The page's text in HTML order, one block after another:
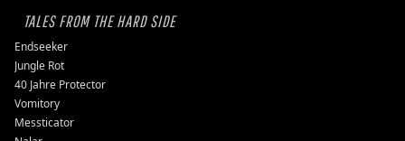
TALES FROM THE HARD SIDE
Endseeker
Jungle Rot
40 Jahre Protector
Vomitory
Messticator